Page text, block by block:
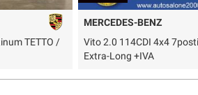
TETTO /
MERCEDES-BENZ
Vito 2.0 114CDI 4x4
Extra-Long +IVA